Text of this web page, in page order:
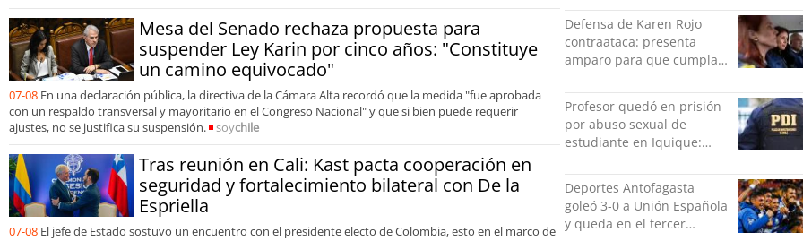
Mesa del Senado rechaza propuesta para
suspender Ley Karin por cinco años: "Constituye
un camino equivocado"
07-08 En una declaración pública, la directiva de la Cámara Alta recordó que la medida "fue aprobada
con un respaldo transversal y mayoritario en el Congreso Nacional" y que si bien puede requerir
ajustes, no se justifica su suspensión.
soychile
Tras reunión en Cali: Kast pacta cooperación en
seguridad y fortalecimiento bilateral con De la
Espriella
07-08 El jefe de Estado sostuvo un encuentro con el presidente electo de Colombia, esto en el marco de
grabación con abuso
sexual infantil
Defensa de Karen Rojo
contraataca: presenta
amparo para que cumpla
libertad
Profesor quedó en prisión
por abuso sexual de
estudiante en Iquique:
Deportes Antofagasta
goleó 3-0 a Unión Española
y queda en el tercer